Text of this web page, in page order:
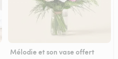
Mélodie et son vase offert